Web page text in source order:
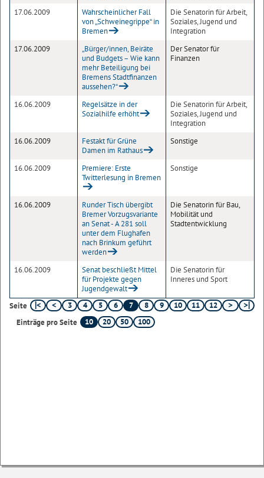
17.06.2009
Wahrscheinlicher Fall
von „Schweinegrippe“ in
Bremen
Die Senatorin für Arbeit,
Soziales, Jugend und
Integration
17.06.2009
„Bürger/innen, Beiräte
und Budgets – Wie kann
mehr Beteiligung bei
Bremens Stadtfinanzen
aussehen?“
Der Senator für
Finanzen
16.06.2009
Regelsätze in der
Sozialhilfe erhöht
Die Senatorin für Arbeit,
Soziales, Jugend und
Integration
16.06.2009
Festakt für Grüne
Damen im Rathaus
Sonstige
16.06.2009
Premiere: Erste
Twitterlesung in Bremen
Sonstige
16.06.2009
Runder Tisch übergibt
Bremer Vorzugsvariante
an Senat - A 281 soll
unter dem Flughafen
nach Brinkum geführt
werden
Die Senatorin für Bau,
Mobilität und
Stadtentwicklung
16.06.2009
Senat beschließt Mittel
für Projekte gegen
Jugendgewalt
Die Senatorin für
Inneres und Sport
Seite 3 4 5 6 7 8 9 10 11
12
Einträge pro Seite
10 20 50 100